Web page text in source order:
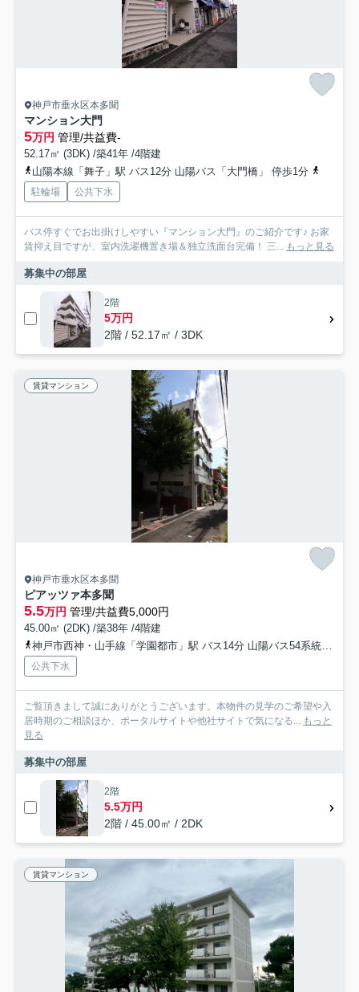
神戸市垂水区本多聞
マンション大門
5万円 管理/共益費-
52.17㎡ (3DK) /築41年 /4階建
山陽本線「舞子」駅 バス12分 山陽バス「大門橋」 停歩1分
駐輪場 公共下水
バス停すぐでお出掛けしやすい『マンション大門』のご紹介です♪ お家
賃抑え目ですが、室内洗濯機置き場＆独立洗面台完備！ 三...
もっと見る
募集中の部屋
2階
5万円
2階 / 52.17㎡ / 3DK
賃貸マンション
神戸市垂水区本多聞
ピアッツァ本多聞
5.5万円 管理/共益費5,000円
45.00㎡ (2DK) /築38年 /4階建
神戸市西神・山手線「学園都市」駅 バス14分 山陽バス54系統「本多聞2丁目」 停歩2分
公共下水
ご覧頂きまして誠にありがとうございます。本物件の見学のご希望や入
居時期のご相談ほか、ポータルサイトや他社サイトで気になる...
もっと
見る
募集中の部屋
2階
5.5万円
2階 / 45.00㎡ / 2DK
賃貸マンション